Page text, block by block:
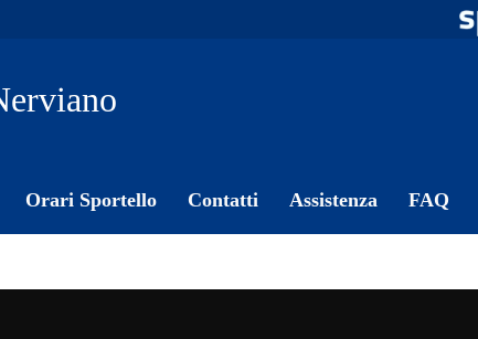
Orari Sportello Contatti Assistenza FAQ